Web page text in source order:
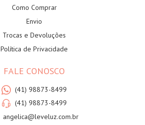
Como Comprar
Envio
Trocas e Devoluções
Política de Privacidade
FALE CONOSCO
(41) 98873-8499
(41) 98873-8499
angelica@leveluz.com.br